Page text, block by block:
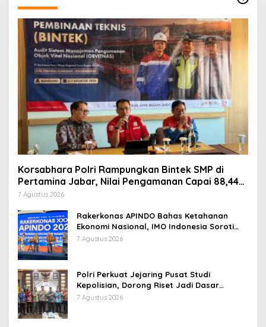
Korsabhara Polri Rampungkan Bintek SMP di
Pertamina Jabar, Nilai Pengamanan Capai 88,44
Persen
7 Agustus 2026
Rakerkonas APINDO Bahas Ketahanan
Ekonomi Nasional, IMO Indonesia Soroti
Pentingnya Kolaborasi Lintas Sektor
7 Agustus 2026
Polri Perkuat Jejaring Pusat Studi
Kepolisian, Dorong Riset Jadi Dasar
Kebijakan dan Inovasi
7 Agustus 2026